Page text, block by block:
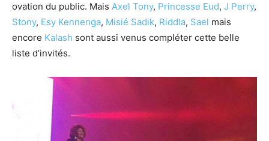
ovation du public. Mais Axel Tony, Princesse Eud, J Perry,
Stony, Esy Kennenga, Misié Sadik, Riddla, Sael mais
encore Kalash sont aussi venus compléter cette belle
liste d’invités.